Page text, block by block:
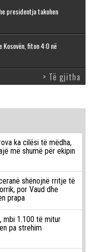
presidentja takohen
Kosovën, fiton 4:0 në
> Të gjitha
ka cilësi të mëdha,
më shumë për ekipin
shënojnë rritje të
por Vaud dhe
prapa
mbi 1.100 të mitur
pa strehim